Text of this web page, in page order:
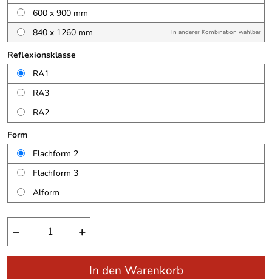
600 x 900 mm
840 x 1260 mm
In anderer Kombination wählbar
Reflexionsklasse
RA1
RA3
RA2
Form
Flachform 2
Flachform 3
Alform
− +
In den Warenkorb